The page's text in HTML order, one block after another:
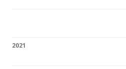
2021